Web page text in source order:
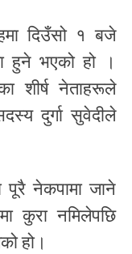
दिउँसो १ बजे
हुने भएको हो ।
शीर्ष नेताहरूले
दुर्गा सुवेदीले
नेकपामा जाने
कुरा नमिलेपछि
हो।